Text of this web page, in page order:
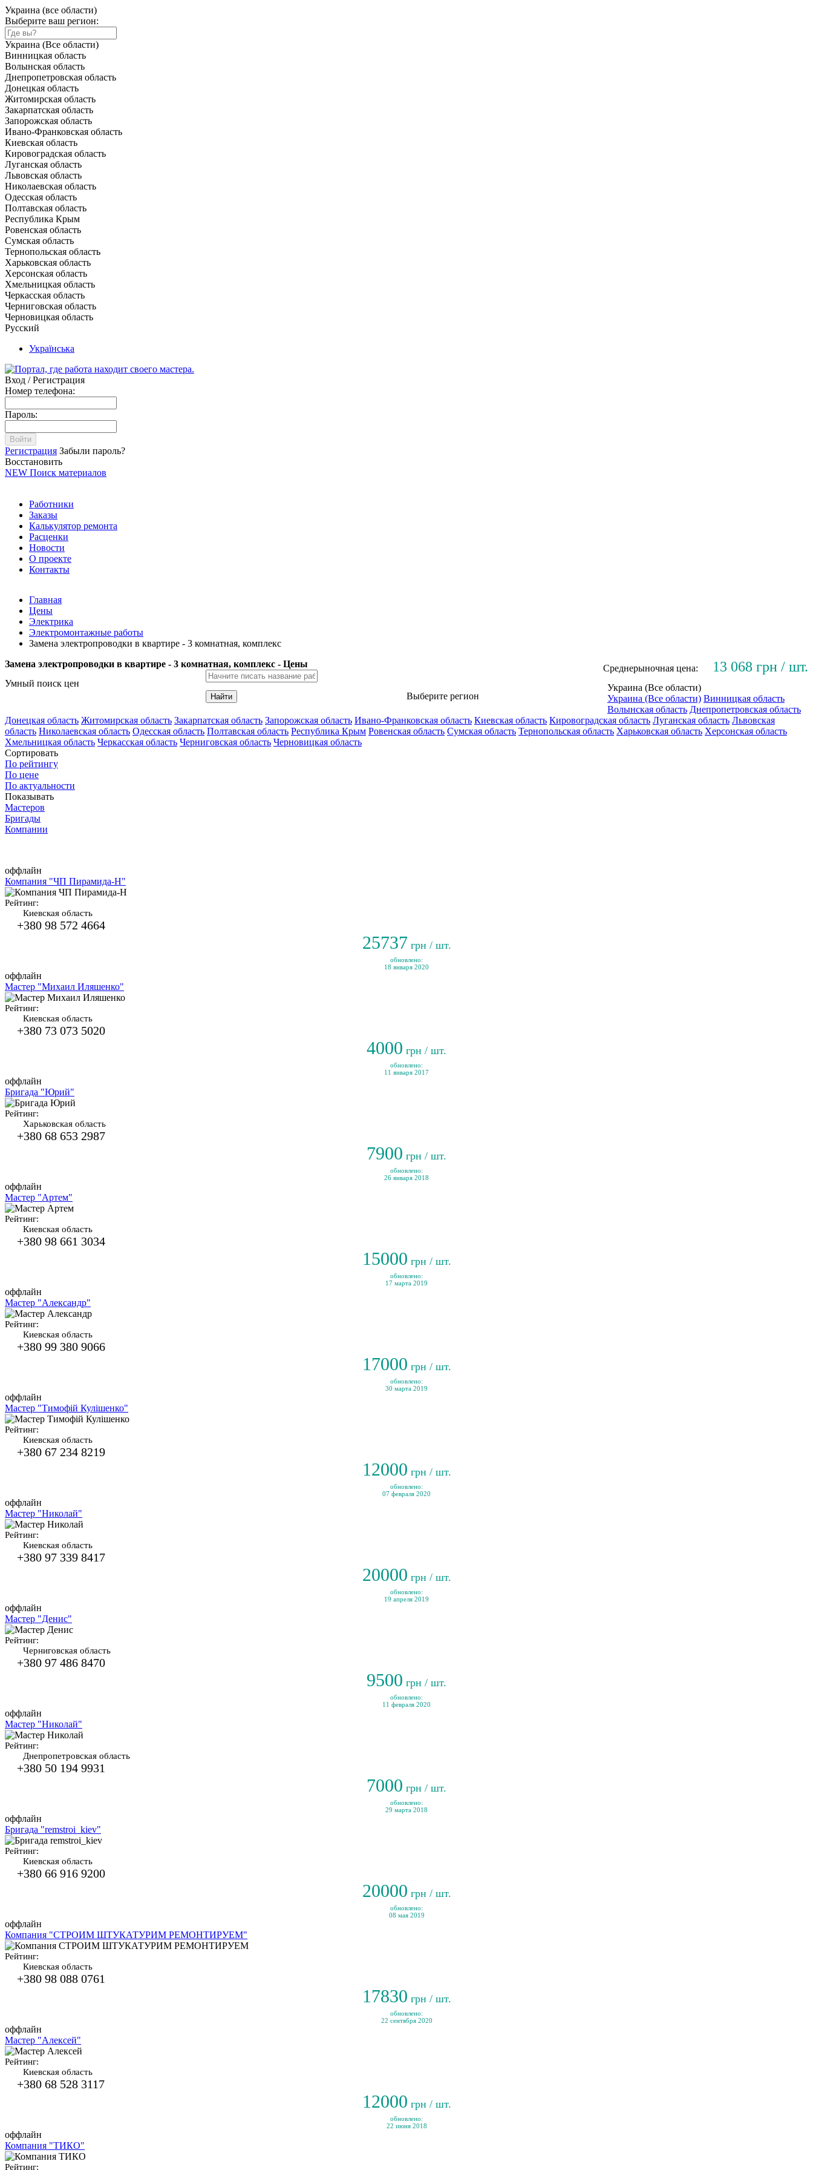
Украина (все области)
Выберите ваш регион:
Украина (Все области)
Винницкая область
Волынская область
Днепропетровская область
Донецкая область
Житомирская область
Закарпатская область
Запорожская область
Ивано-Франковская область
Киевская область
Кировоградская область
Луганская область
Львовская область
Николаевская область
Одесская область
Полтавская область
Республика Крым
Ровенская область
Сумская область
Тернопольская область
Харьковская область
Херсонская область
Хмельницкая область
Черкасская область
Черниговская область
Черновицкая область
Русский
Українська
Вход / Регистрация
Номер телефона:
Пароль:
Войти
Регистрация Забыли пароль?
Восстановить
NEW Поиск материалов
Работники
Заказы
Калькулятор ремонта
Расценки
Новости
О проекте
Контакты
Главная
Цены
Электрика
Электромонтажные работы
Замена электропроводки в квартире - 3 комнатная, комплекс
Замена электропроводки в квартире - 3 комнатная, комплекс - Цены
Среднерыночная цена: 13 068 грн / шт.
Умный поиск цен
Найти Выберите регион
Украина (Все области)
Украина (Все области) Винницкая область
Волынская область Днепропетровская область
Донецкая область Житомирская область Закарпатская область Запорожская область Ивано-Франковская область Киевская область Кировоградская область Луганская область Львовская
область Николаевская область Одесская область Полтавская область Республика Крым Ровенская область Сумская область Тернопольская область Харьковская область Херсонская область
Хмельницкая область Черкасская область Черниговская область Черновицкая область
Сортировать
По рейтингу
По цене
По актуальности
Показывать
Мастеров
Бригады
Компании
оффлайн
Компания "ЧП Пирамида-Н"
Рейтинг:
Киевская область
+380 98 572 4664
25737 грн / шт.
обновлено:
18 января 2020
оффлайн
Мастер "Михаил Иляшенко"
Рейтинг:
Киевская область
+380 73 073 5020
4000 грн / шт.
обновлено:
11 января 2017
оффлайн
Бригада "Юрий"
Рейтинг:
Харьковская область
+380 68 653 2987
7900 грн / шт.
обновлено:
26 января 2018
оффлайн
Мастер "Артем"
Рейтинг:
Киевская область
+380 98 661 3034
15000 грн / шт.
обновлено:
17 марта 2019
оффлайн
Мастер "Александр"
Рейтинг:
Киевская область
+380 99 380 9066
17000 грн / шт.
обновлено:
30 марта 2019
оффлайн
Мастер "Тимофій Кулішенко"
Рейтинг:
Киевская область
+380 67 234 8219
12000 грн / шт.
обновлено:
07 февраля 2020
оффлайн
Мастер "Николай"
Рейтинг:
Киевская область
+380 97 339 8417
20000 грн / шт.
обновлено:
19 апреля 2019
оффлайн
Мастер "Денис"
Рейтинг:
Черниговская область
+380 97 486 8470
9500 грн / шт.
обновлено:
11 февраля 2020
оффлайн
Мастер "Николай"
Рейтинг:
Днепропетровская область
+380 50 194 9931
7000 грн / шт.
обновлено:
29 марта 2018
оффлайн
Бригада "remstroi_kiev"
Рейтинг:
Киевская область
+380 66 916 9200
20000 грн / шт.
обновлено:
08 мая 2019
оффлайн
Компания "СТРОИМ ШТУКАТУРИМ РЕМОНТИРУЕМ"
Рейтинг:
Киевская область
+380 98 088 0761
17830 грн / шт.
обновлено:
22 сентября 2020
оффлайн
Мастер "Алексей"
Рейтинг:
Киевская область
+380 68 528 3117
12000 грн / шт.
обновлено:
22 июня 2018
оффлайн
Компания "ТИКО"
Рейтинг: